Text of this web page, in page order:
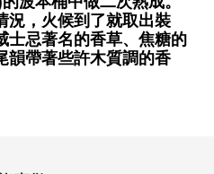
況，火候到了就取出裝
士忌著名的香草、焦糖的
韻帶著些許木質調的香